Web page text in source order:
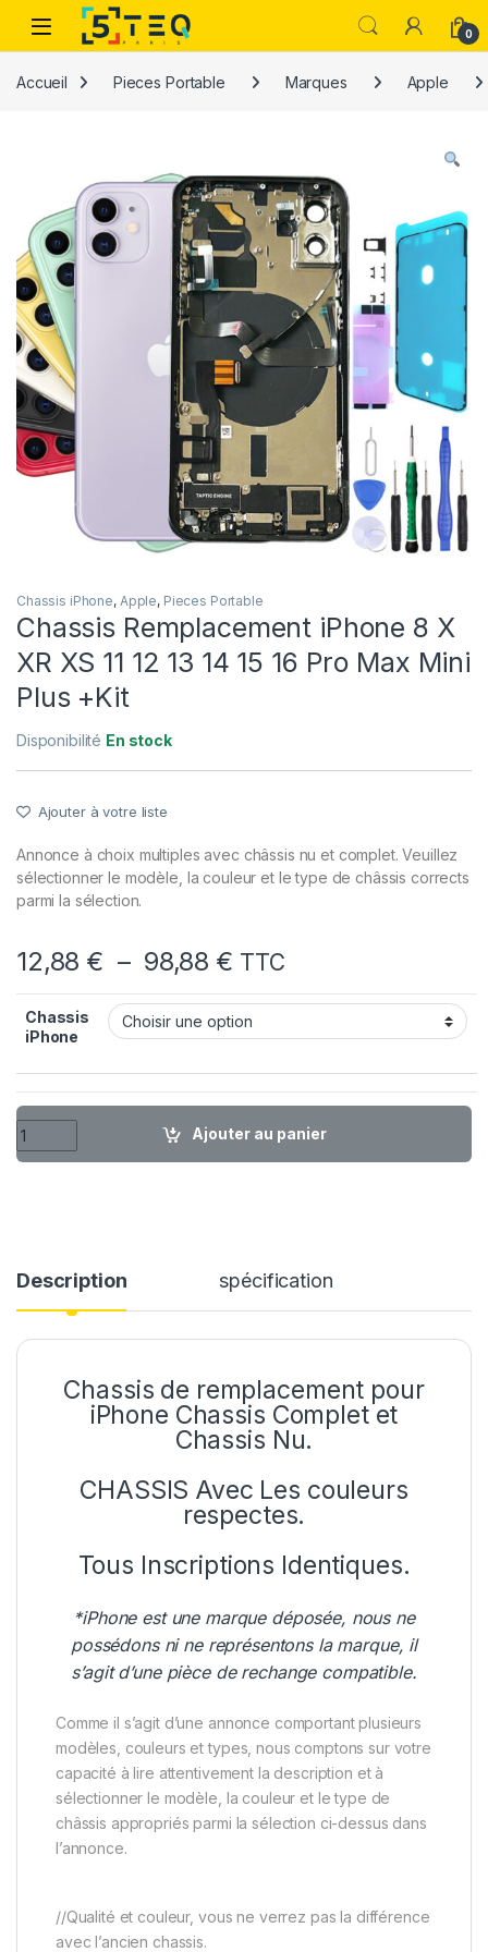
Passer à la navigation
Aller au contenu
0
Accueil Pieces Portable Marques Apple
Chassis iPhone, Apple, Pieces Portable
Chassis Remplacement iPhone 8 X
XR XS 11 12 13 14 15 16 Pro Max Mini
Plus +Kit
Disponibilité En stock
Ajouter à votre liste
Annonce à choix multiples avec châssis nu et complet. Veuillez
sélectionner le modèle, la couleur et le type de châssis corrects
parmi la sélection.
12,88 € – 98,88 € Plage de prix :
TTC
Chassis
iPhone
quantité de Chassis Remplacement iPhone 8 X XR XS 11 12
Ajouter au panier
Description spécification
Chassis de remplacement pour
iPhone Chassis Complet et
Chassis Nu.
CHASSIS Avec Les couleurs
respectes.
Tous Inscriptions Identiques.
*iPhone est une marque déposée, nous ne
possédons ni ne représentons la marque, il
s’agit d’une pièce de rechange compatible.
Comme il s’agit d’une annonce comportant plusieurs
modèles, couleurs et types, nous comptons sur votre
capacité à lire attentivement la description et à
sélectionner le modèle, la couleur et le type de
châssis appropriés parmi la sélection ci-dessus dans
l’annonce.
//Qualité et couleur, vous ne verrez pas la différence
avec l’ancien chassis.